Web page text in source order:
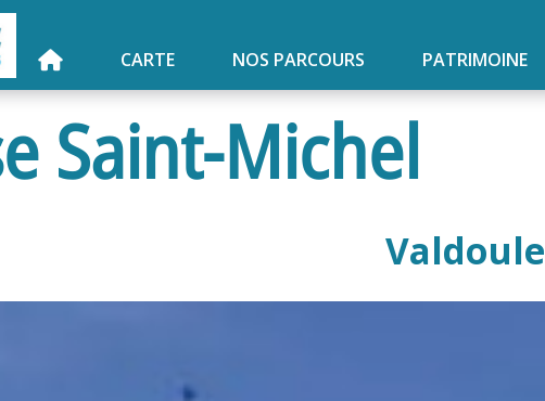
CARTE NOS PARCOURS PATRIMOINE
Saint-Michel
Valdoule